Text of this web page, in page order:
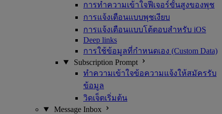
การทำความเข้าใจฟีเจอร์ขั้นสูงของพุช
การแจ้งเตือนแบบพุชเงียบ
การแจ้งเตือนแบบโต้ตอบสำหรับ iOS
Deep links
การใช้ข้อมูลที่กำหนดเอง (Custom Data)
Subscription Prompt
ทำความเข้าใจข้อความแจ้งให้สมัครรับ
ข้อมูล
วิดเจ็ตเริ่มต้น
Message Inbox